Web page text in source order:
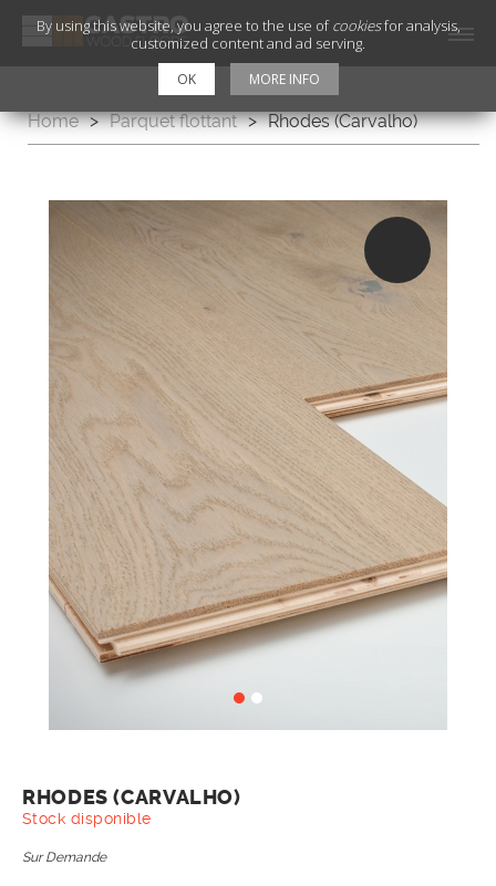
Home > Parquet flottant > Rhodes (Carvalho)
RHODES (CARVALHO)
Stock disponible
Sur Demande
By using this website, you agree to the use ofcookiesfor analysis,
customized content and ad serving.
OK MORE INFO